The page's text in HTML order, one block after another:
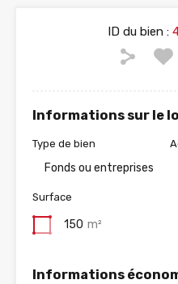
ID du bien :
Informations sur le
Type de bien
Fonds ou entreprises
Surface
150 m²
Informations